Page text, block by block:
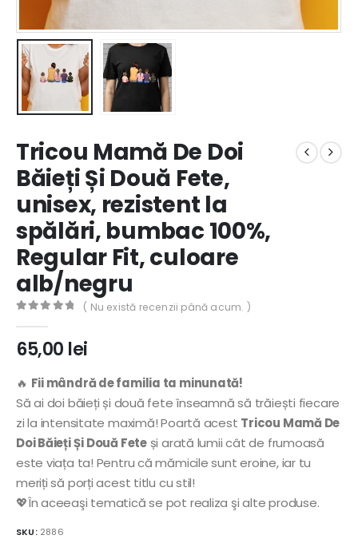
Tricou Mamă De Doi
Băieți Și Două Fete,
unisex, rezistent la
spălări, bumbac 100%,
Regular Fit, culoare
alb/negru
( Nu există recenzii până acum. )
65,00 lei
🔥 Fii mândră de familia ta minunată!
Să ai doi băieți și două fete înseamnă să trăiești fiecare
zi la intensitate maximă! Poartă acest Tricou Mamă De
Doi Băieți Și Două Feteși arată lumii cât de frumoasă
este viața ta! Pentru că mămicile sunt eroine, iar tu
meriți să porți acest titlu cu stil!
💖În aceeaşi tematică se pot realiza şi alte produse.
SKU: 2886